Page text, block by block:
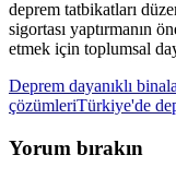
deprem tatbikatları
sigortası yaptırmanın
etmek için toplumsal
Deprem dayanıklı
çözümleriTürkiye'de
Yorum bırakın